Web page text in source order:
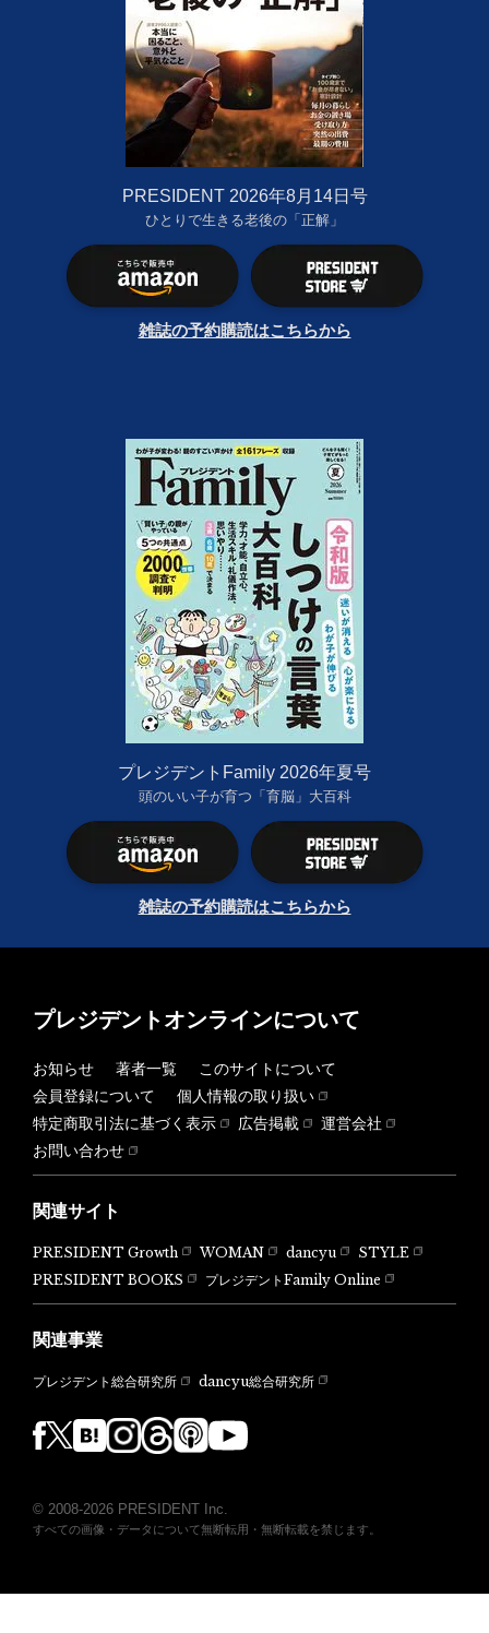
PRESIDENT 2026年8月14日号
ひとりで生きる老後の「正解」
雑誌の予約購読はこちらから
プレジデントFamily 2026年夏号
頭のいい子が育つ「育脳」大百科
雑誌の予約購読はこちらから
プレジデントオンラインについて
お知らせ 著者一覧
このサイトについて
会員登録について
個人情報の取り扱い
特定商取引法に基づく表示
広告掲載
運営会社
お問い合わせ
関連サイト
PRESIDENT Growth WOMAN dancyu
STYLE
PRESIDENT BOOKS
プレジデントFamily Online
関連事業
プレジデント総合研究所 dancyu総合研究所
© 2008-2026 PRESIDENT Inc.
すべての画像・データについて無断転用・無断転載を禁じます。